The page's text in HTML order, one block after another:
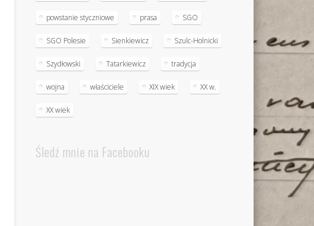
powstanie styczniowe prasa SGO
SGO Polesie Sienkiewicz Szulc-Holnicki
Szydłowski Tatarkiewicz tradycja
wojna właściciele XIX wiek XX w.
XX wiek
Śledź mnie na Facebooku